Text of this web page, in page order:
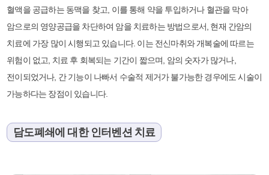
혈액을 공급하는 동맥을 찾고, 이를 통해 약을 투입하거나 혈관을 막아
암으로의 영양공급을 차단하여 암을 치료하는 방법으로서, 현재 간암의
치료에 가장 많이 시행되고 있습니다. 이는 전신마취와 개복술에 따르는
위험이 없고, 치료 후 회복되는 기간이 짧으며, 암의 숫자가 많거나,
전이되었거나, 간 기능이 나빠서 수술적 제거가 불가능한 경우에도 시술이
가능하다는 장점이 있습니다.
담도폐쇄에 대한 인터벤션 치료